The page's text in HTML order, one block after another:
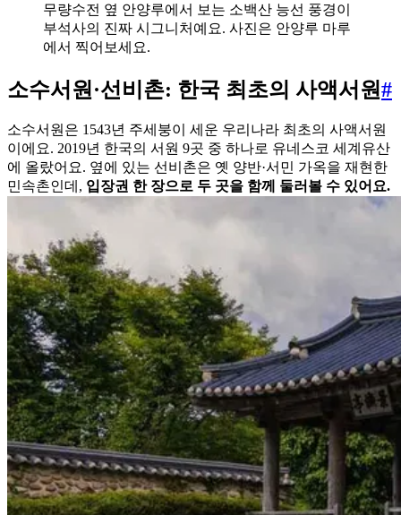
무량수전 옆 안양루에서 보는 소백산 능선 풍경이
부석사의 진짜 시그니처예요. 사진은 안양루 마루
에서 찍어보세요.
소수서원·선비촌: 한국 최초의 사액서원#
소수서원은 1543년 주세붕이 세운 우리나라 최초의 사액서원
이에요. 2019년 한국의 서원 9곳 중 하나로 유네스코 세계유산
에 올랐어요. 옆에 있는 선비촌은 옛 양반·서민 가옥을 재현한
민속촌인데, 입장권 한 장으로 두 곳을 함께 둘러볼 수 있어요.